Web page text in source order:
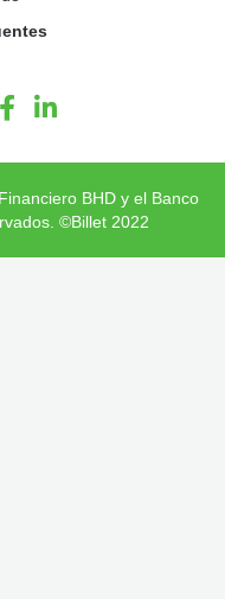
BHD y el Banco
©Billet 2022